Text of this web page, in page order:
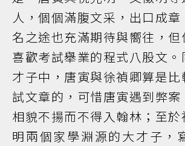
人，個個滿腹文采，出口成
名之途也充滿期待與嚮往，
喜歡考試舉業的程式八股文
才子中，唐寅與徐禎卿算是
試文章的，可惜唐寅遇到弊
相貌不揚而不得入翰林；至
明兩個家學淵源的大才子，